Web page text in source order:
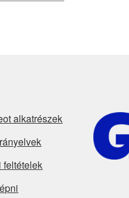
alkatrészek
feltételek